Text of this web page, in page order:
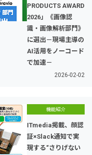
PRODUCTS AWARD
2026」《画像認
識・画像解析部門》
に選出－現場主導の
AI活用をノーコード
で加速－
2026-02-02
機能紹介
ITmedia掲載、顔認
証×Slack通知で実
現する“さりげない